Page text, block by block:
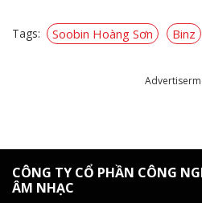
Tags: Soobin Hoàng Sơn Binz
CÔNG TY CỔ PHẦN CÔNG
ÂM NHẠC